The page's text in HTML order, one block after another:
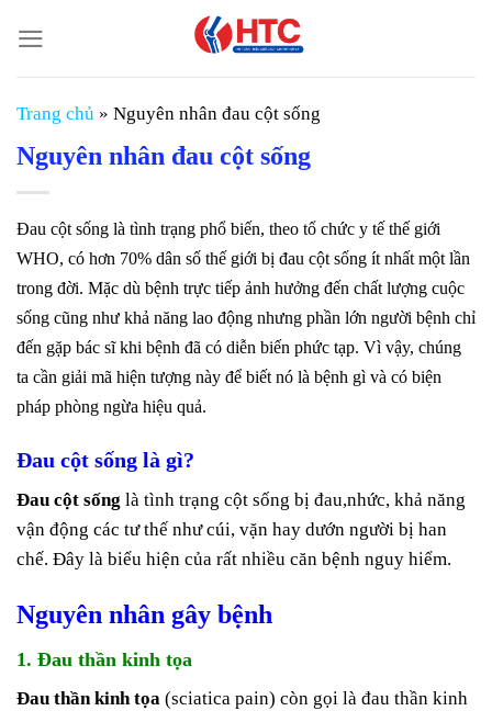
đến
nội
dung
Trang chủ » Nguyên nhân đau cột sống
Nguyên nhân đau cột sống
Đau cột sống là tình trạng phổ biến, theo tổ chức y tế thế giới
WHO, có hơn 70% dân số thế giới bị đau cột sống ít nhất một lần
trong đời. Mặc dù bệnh trực tiếp ảnh hưởng đến chất lượng cuộc
sống cũng như khả năng lao động nhưng phần lớn người bệnh chỉ
đến gặp bác sĩ khi bệnh đã có diễn biến phức tạp. Vì vậy, chúng
ta cần giải mã hiện tượng này để biết nó là bệnh gì và có biện
pháp phòng ngừa hiệu quả.
Đau cột sống là gì?
Đau cột sống là tình trạng cột sống bị đau,nhức, khả năng
vận động các tư thế như cúi, vặn hay dướn người bị han
chế. Đây là biểu hiện của rất nhiều căn bệnh nguy hiểm.
Nguyên nhân gây bệnh
1. Đau thần kinh tọa
Đau thần kinh tọa (sciatica pain) còn gọi là đau thần kinh